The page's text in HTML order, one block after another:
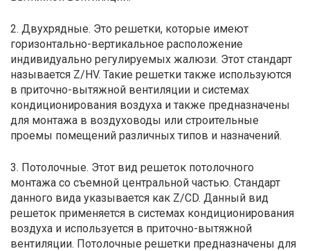
2. Двухрядные. Это решетки, которые имеют
горизонтально-вертикальное расположение
индивидуально регулируемых жалюзи. Этот стандарт
называется Z/HV. Такие решетки также используются
в приточно-вытяжной вентиляции и системах
кондиционирования воздуха и также предназначены
для монтажа в воздуховоды или строительные
проемы помещений различных типов и назначений.
3. Потолочные. Этот вид решеток потолочного
монтажа со съемной центральной частью. Стандарт
данного вида указывается как Z/СD. Данный вид
решеток применяется в системах кондиционирования
воздуха и используется в приточно-вытяжной
вентиляции. Потолочные решетки предназначены для